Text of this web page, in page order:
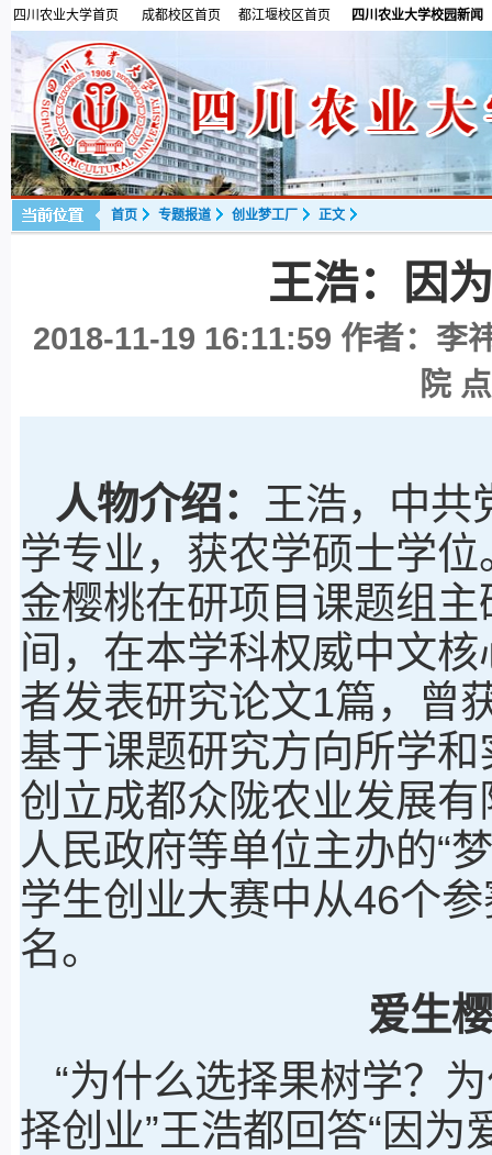
四川农业大学首页 成都校区首页 都江堰校区首页 四川农业大学校园新闻
首页 专题报道 创业梦工厂 正文
王浩：因
2018-11-19 16:11:59 作者：李
院
人物介绍： 王浩，中共
学专业，获农学硕士学
金樱桃在研项目课题组
间，在本学科权威中文
者发表研究论文1篇，曾
基于课题研究方向所学
创立成都众陇农业发展
人民政府等单位主办的“
学生创业大赛中从46个
名。
爱生
“为什么选择果树学？
择创业”王浩都回答“因为